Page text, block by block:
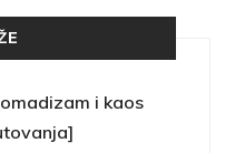
i kaos